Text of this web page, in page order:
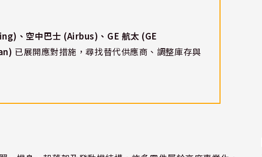
、空中巴士 (Airbus)、GE 航太 (GE
已展開應對措施，尋找替代供應商、調整庫存與